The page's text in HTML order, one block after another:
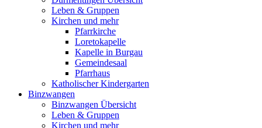
Leben & Gruppen
Kirchen und mehr
Pfarrkirche
Loretokapelle
Kapelle in Burgau
Gemeindesaal
Pfarrhaus
Katholischer Kindergarten
Binzwangen
Binzwangen Übersicht
Leben & Gruppen
Kirchen und mehr